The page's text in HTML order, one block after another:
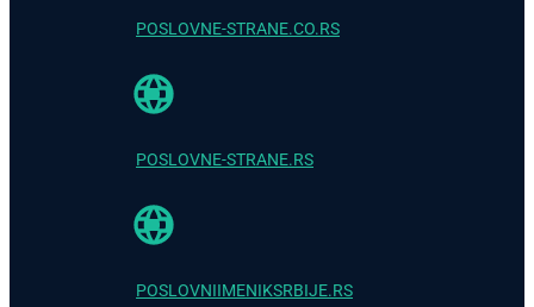
POSLOVNE-STRANE.CO.RS
POSLOVNE-STRANE.RS
POSLOVNIIMENIKSRBIJE.RS